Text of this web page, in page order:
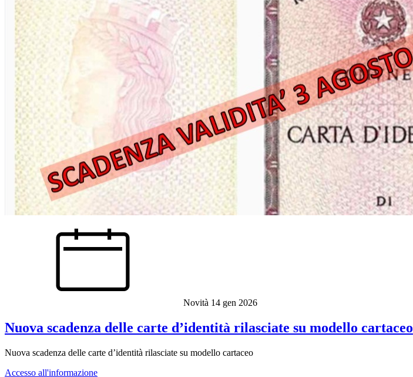
Novità 14 gen 2026
Nuova scadenza delle carte d’identità rilasciate su modello cartaceo
Nuova scadenza delle carte d’identità rilasciate su modello cartaceo
Accesso all'informazione